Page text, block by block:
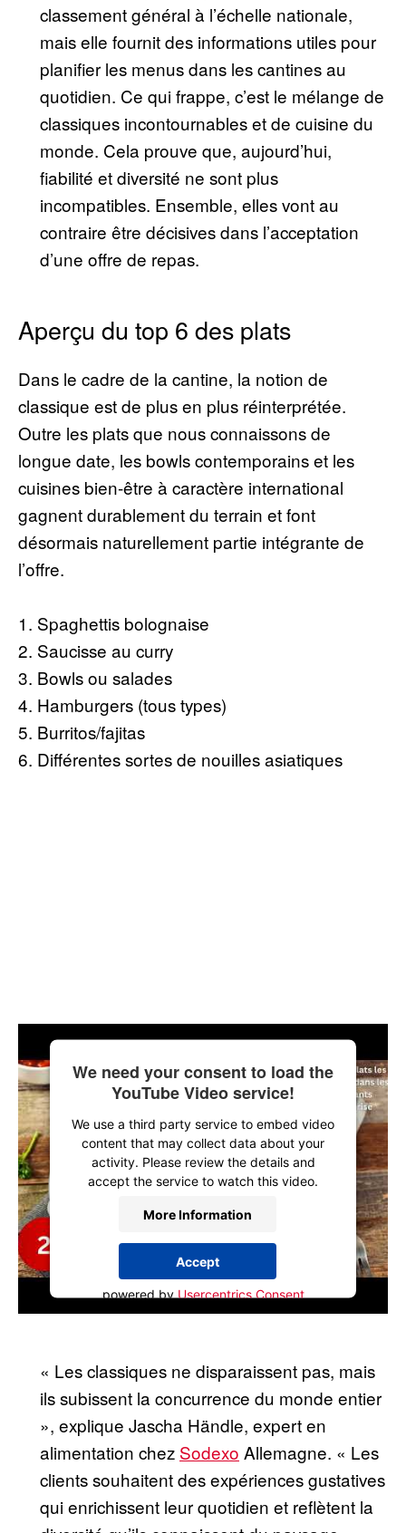
classement général à l’échelle nationale,
mais elle fournit des informations utiles pour
planifier les menus dans les cantines au
quotidien. Ce qui frappe, c’est le mélange de
classiques incontournables et de cuisine du
monde. Cela prouve que, aujourd’hui,
fiabilité et diversité ne sont plus
incompatibles. Ensemble, elles vont au
contraire être décisives dans l’acceptation
d’une offre de repas.
Aperçu du top 6 des plats
Dans le cadre de la cantine, la notion de
classique est de plus en plus réinterprétée.
Outre les plats que nous connaissons de
longue date, les bowls contemporains et les
cuisines bien-être à caractère international
gagnent durablement du terrain et font
désormais naturellement partie intégrante de
l’offre.
1. Spaghettis bolognaise
2. Saucisse au curry
3. Bowls ou salades
4. Hamburgers (tous types)
5. Burritos/fajitas
6. Différentes sortes de nouilles asiatiques
We need your consent to load the
YouTube Video service!
We use a third party service to embed video
content that may collect data about your
activity. Please review the details and
accept the service to watch this video.
More Information
Accept
powered byUsercentrics Consent
Management Platform
« Les classiques ne disparaissent pas, mais
ils subissent la concurrence du monde entier
», explique Jascha Händle, expert en
alimentation chez Sodexo Allemagne. « Les
clients souhaitent des expériences gustatives
qui enrichissent leur quotidien et reflètent la